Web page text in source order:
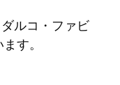
ルコ・ファビ
す。